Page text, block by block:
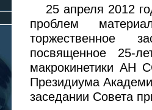
25 апреля 2012
проблем
торжественное
посвященное 25-
макрокинетики АН
Президиума
заседании Совета